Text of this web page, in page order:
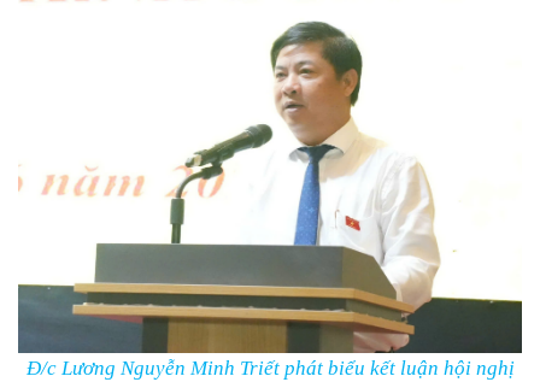
Đ/c Lương Nguyễn Minh Triết phát biểu kết luận hội nghị